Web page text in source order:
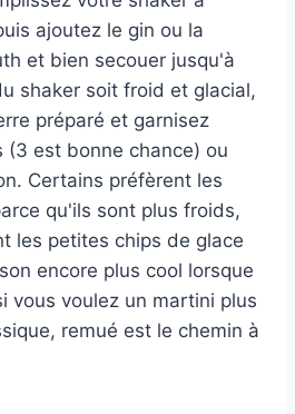
ajoutez le gin ou la
et bien secouer jusqu'à
shaker soit froid et glacial,
préparé et garnisez
(3 est bonne chance) ou
Certains préfèrent les
qu'ils sont plus froids,
les petites chips de glace
encore plus cool lorsque
vous voulez un martini plus
remué est le chemin à